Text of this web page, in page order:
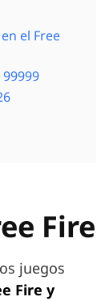
el Free
Fire
juegos
Fire y